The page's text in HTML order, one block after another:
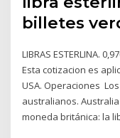
billetes
LIBRAS ESTERLINA.
Esta cotizacion es
USA. Operaciones
australianos.
moneda británica: la